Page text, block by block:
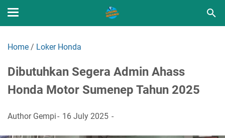
Home / Loker Honda
Dibutuhkan Segera Admin Ahass
Honda Motor Sumenep Tahun 2025
Author Gempi 16 July 2025